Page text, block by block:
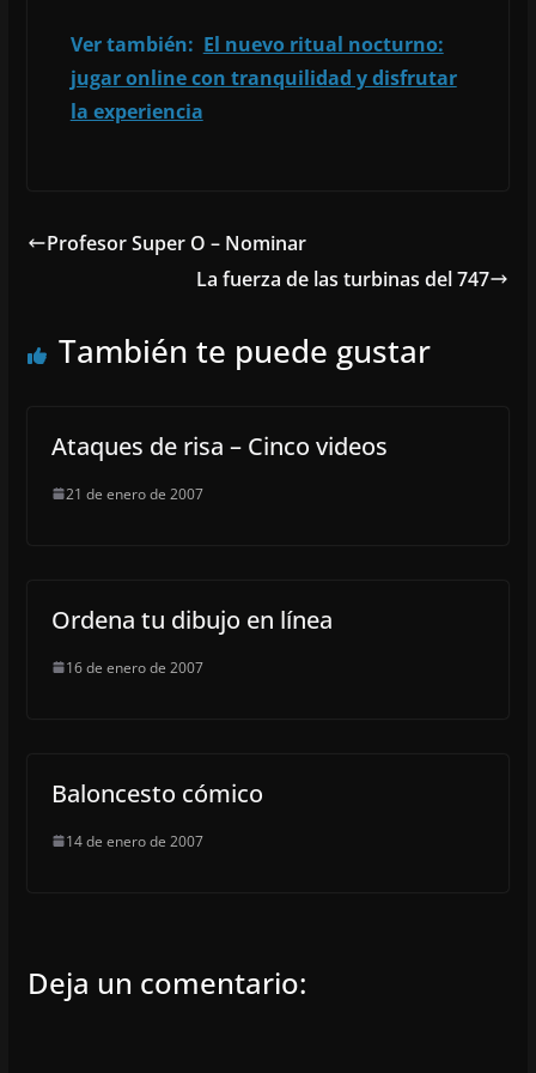
Ver también: El nuevo ritual nocturno:
jugar online con tranquilidad y disfrutar
la experiencia
Profesor Super O – Nominar
La fuerza de las turbinas del 747
También te puede gustar
Ataques de risa – Cinco videos
21 de enero de 2007
Ordena tu dibujo en línea
16 de enero de 2007
Baloncesto cómico
14 de enero de 2007
Deja un comentario: